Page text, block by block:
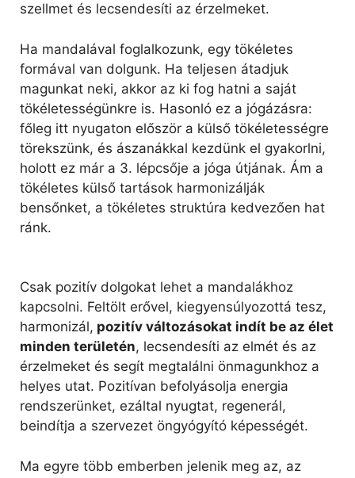
szellmet és lecsendesíti az érzelmeket.
Ha mandalával foglalkozunk, egy tökéletes
formával van dolgunk. Ha teljesen átadjuk
magunkat neki, akkor az ki fog hatni a saját
tökéletességünkre is. Hasonló ez a jógázásra:
főleg itt nyugaton először a külső tökéletességre
törekszünk, és ászanákkal kezdünk el gyakorlni,
holott ez már a 3. lépcsője a jóga útjának. Ám a
tökéletes külső tartások harmonizálják
bensőnket, a tökéletes struktúra kedvezően hat
ránk.
Csak pozitív dolgokat lehet a mandalákhoz
kapcsolni. Feltölt erővel, kiegyensúlyozottá tesz,
harmonizál, pozitív változásokat indít be az élet
minden területén, lecsendesíti az elmét és az
érzelmeket és segít megtalálni önmagunkhoz a
helyes utat. Pozitívan befolyásolja energia
rendszerünket, ezáltal nyugtat, regenerál,
beindítja a szervezet öngyógyító képességét.
Ma egyre több emberben jelenik meg az, az